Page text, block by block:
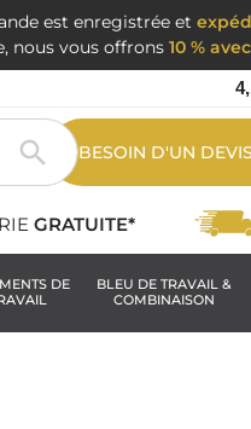
est enregistrée et
nous vous offrons 10 %
 BESOIN D'UN
GRATUITE*
DE
BLEU DE TRAVAIL &
COMBINAISON